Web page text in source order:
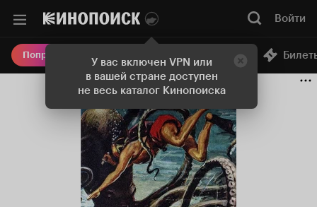
У вас включен VPN или
в вашей стране доступен
не весь каталог Кинопоиска
Войти
Попробовать Плюс Онлайн-кинотеатр